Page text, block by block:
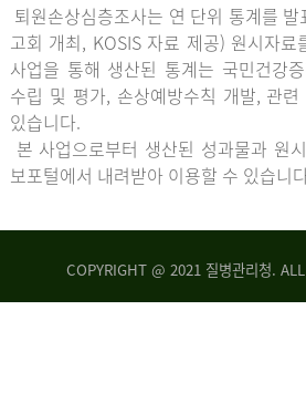
퇴원손상심층조사는 연 단위 통계를
고회 개최, KOSIS 자료 제공) 원시자
사업을 통해 생산된 통계는 국민건강
수립 및 평가, 손상예방수칙 개발, 관
있습니다.
본 사업으로부터 생산된 성과물과 원
보포털에서 내려받아 이용할 수 있습니
COPYRIGHT @ 2021 질병관리청.